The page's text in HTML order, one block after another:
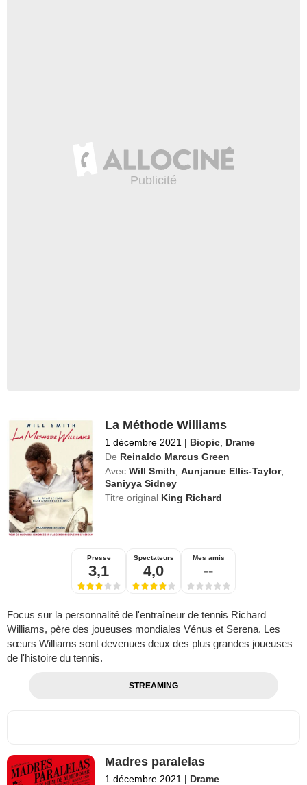
La Méthode Williams
1 décembre 2021 | Biopic Drame
De Reinaldo Marcus Green
Avec Will Smith ,Aunjanue Ellis-Taylor,
Saniyya Sidney
Titre original King Richard
Presse
3,1
Spectateurs
4,0
Mes amis
--
Focus sur la personnalité de l'entraîneur de tennis Richard
Williams, père des joueuses mondiales Vénus et Serena. Les
sœurs Williams sont devenues deux des plus grandes joueuses
de l'histoire du tennis.
STREAMING
Madres paralelas
1 décembre 2021 | Drame